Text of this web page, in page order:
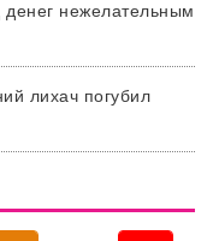
нежелательным
лихач погубил